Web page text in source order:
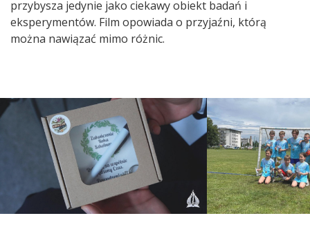
przybysza jedynie jako ciekawy obiekt badań i
eksperymentów. Film opowiada o przyjaźni, którą
można nawiązać mimo różnic.